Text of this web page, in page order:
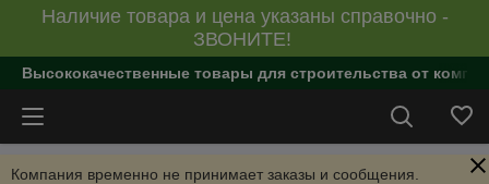
Наличие товара и цена указаны справочно -
ЗВОНИТЕ!
Высококачественные товары для строительства от
Компания временно не принимает заказы и сообщения.